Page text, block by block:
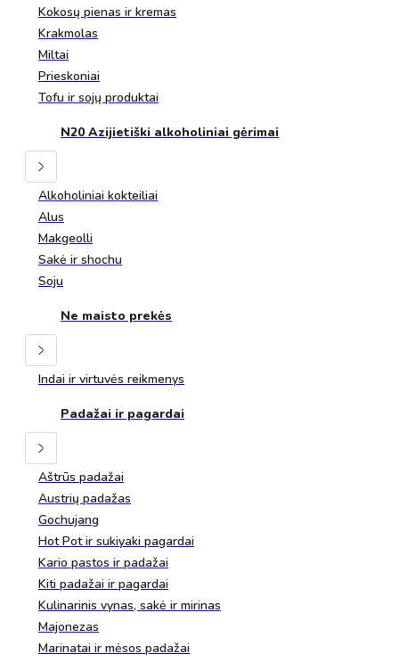
Kokosų pienas ir kremas
Krakmolas
Miltai
Prieskoniai
Tofu ir sojų produktai
N20 Azijietiški alkoholiniai gėrimai
Alkoholiniai kokteiliai
Alus
Makgeolli
Sakė ir shochu
Soju
Ne maisto prekės
Indai ir virtuvės reikmenys
Padažai ir pagardai
Aštrūs padažai
Austrių padažas
Gochujang
Hot Pot ir sukiyaki pagardai
Kario pastos ir padažai
Kiti padažai ir pagardai
Kulinarinis vynas, sakė ir mirinas
Majonezas
Marinatai ir mėsos padažai